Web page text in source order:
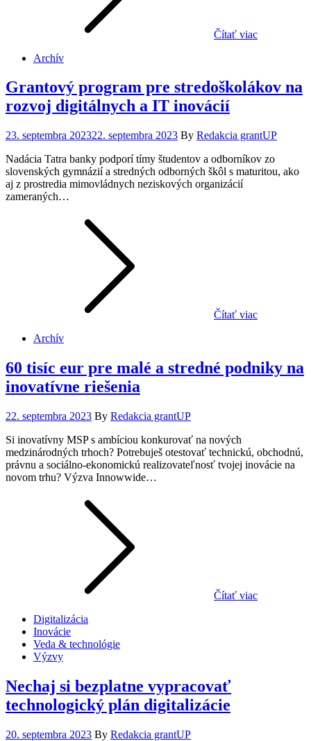
Čítať viac
Archív
Grantový program pre stredoškolákov na
rozvoj digitálnych a IT inovácií
Posted
23. septembra 202322. septembra 2023 By Redakcia grantUP
Nadácia Tatra banky podporí tímy študentov a odborníkov zo
slovenských gymnázií a stredných odborných škôl s maturitou, ako
aj z prostredia mimovládnych neziskových organizácií
zameraných…
Čítať viac
Archív
60 tisíc eur pre malé a stredné podniky na
inovatívne riešenia
Posted
22. septembra 2023 By Redakcia grantUP
Si inovatívny MSP s ambíciou konkurovať na nových
medzinárodných trhoch? Potrebuješ otestovať technickú, obchodnú,
právnu a sociálno-ekonomickú realizovateľnosť tvojej inovácie na
novom trhu? Výzva Innowwide…
Čítať viac
Digitalizácia
Inovácie
Veda & technológie
Výzvy
Nechaj si bezplatne vypracovať
technologický plán digitalizácie
Posted
20. septembra 2023 By Redakcia grantUP